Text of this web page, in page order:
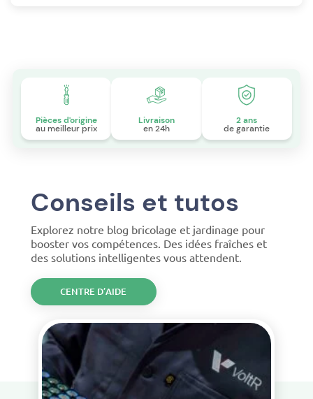
Pièces d'origine
au meilleur prix
Livraison
en 24h
2 ans
de garantie
Conseils et tutos
Explorez notre blog bricolage et jardinage pour
booster vos compétences. Des idées fraîches et
des solutions intelligentes vous attendent.
CENTRE D’AIDE